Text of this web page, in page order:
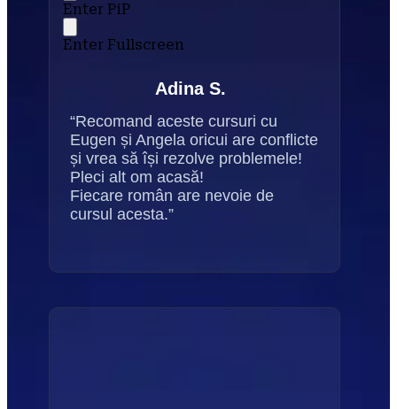
“Recomand aceste cursuri cu
Eugen și Angela oricui are conflicte
și vrea să își rezolve problemele!
Pleci alt om acasă!
Fiecare român are nevoie de
cursul acesta.”
Adina S.
Enter PiP
Enter Fullscreen